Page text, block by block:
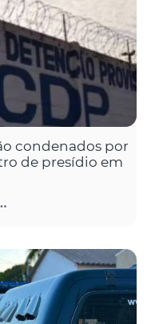
condenados por
de presídio em